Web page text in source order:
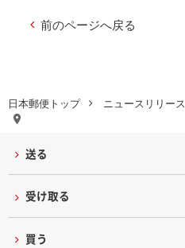
日本郵便トップ ニュースリリース
前のページへ戻る
送る
受け取る
買う